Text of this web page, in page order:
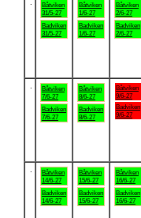
Båtviken
31/5-27
Badviken
31/5-27
Båtviken
1/6-27
Badviken
1/6-27
Båtviken
2/6-27
Badviken
2/6-27
Båtviken
7/6-27
Badviken
7/6-27
Båtviken
8/6-27
Badviken
8/6-27
Båtviken
9/6-27
Badviken
9/6-27
Båtviken
14/6-27
Badviken
14/6-27
Båtviken
15/6-27
Badviken
15/6-27
Båtviken
16/6-27
Badviken
16/6-27